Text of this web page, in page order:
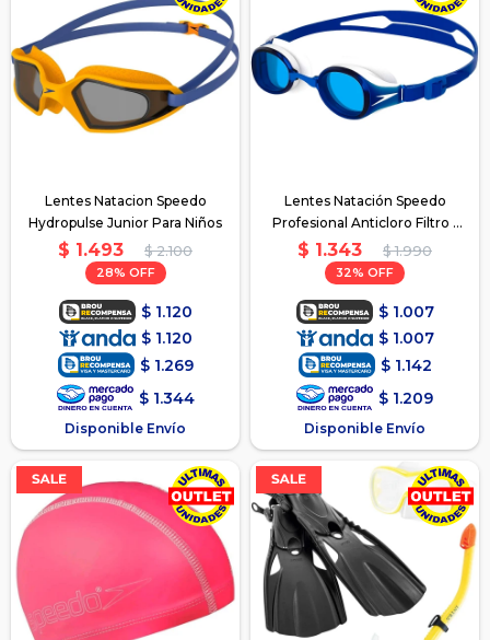
Lentes Natacion Speedo
Hydropulse Junior Para Niños
$ 1.493 $ 2.100
28
$ 1.120
$ 1.120
$ 1.269
$ 1.344
Disponible Envío
Lentes Natación Speedo
Profesional Anticloro Filtro -
Azul
$ 1.343 $ 1.990
32
$ 1.007
$ 1.007
$ 1.142
$ 1.209
Disponible Envío